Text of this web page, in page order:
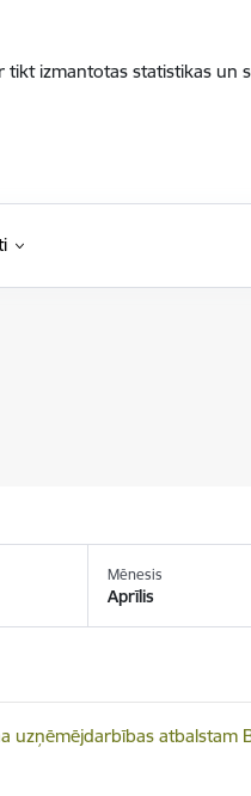
izmantotas statistikas un
Mēnesis
Aprīlis
uzņēmējdarbības atbalstam